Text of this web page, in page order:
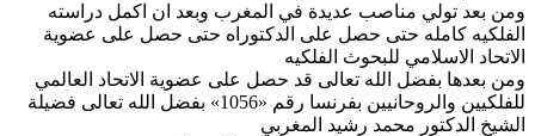
ومن بعد تولي مناصب عديدة في المغرب وبعد ان اكمل دراسته
الفلكيه كامله حتى حصل على الدكتوراه حتى حصل على عضوية
الاتحاد الاسلامي للبحوث الفلكيه
ومن بعدها بفضل الله تعالى قد حصل على عضوية الاتحاد العالمي
للفلكيين والروحانيين بفرنسا رقم «1056» بفضل الله تعالى فضيلة
الشيخ الدكتور محمد رشيد المغربي